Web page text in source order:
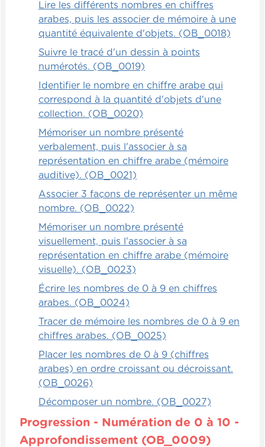
Lire les différents nombres en chiffres
arabes, puis les associer de mémoire à une
quantité équivalente d'objets. (OB_0018)
Suivre le tracé d'un dessin à points
numérotés. (OB_0019)
Identifier le nombre en chiffre arabe qui
correspond à la quantité d'objets d'une
collection. (OB_0020)
Mémoriser un nombre présenté
verbalement, puis l'associer à sa
représentation en chiffre arabe (mémoire
auditive). (OB_0021)
Associer 3 façons de représenter un même
nombre. (OB_0022)
Mémoriser un nombre présenté
visuellement, puis l'associer à sa
représentation en chiffre arabe (mémoire
visuelle). (OB_0023)
Écrire les nombres de 0 à 9 en chiffres
arabes. (OB_0024)
Tracer de mémoire les nombres de 0 à 9 en
chiffres arabes. (OB_0025)
Placer les nombres de 0 à 9 (chiffres
arabes) en ordre croissant ou décroissant.
(OB_0026)
Décomposer un nombre. (OB_0027)
Progression - Numération de 0 à 10 -
Approfondissement (OB_0009)